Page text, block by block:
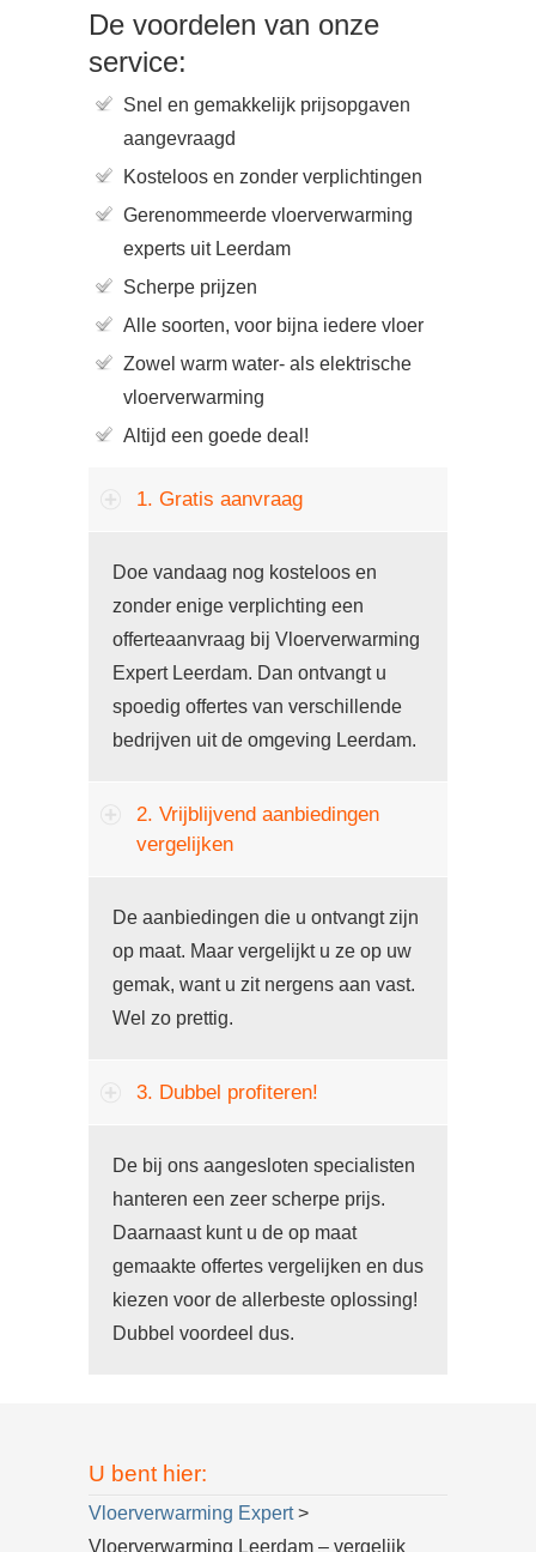
De voordelen van onze
service:
Snel en gemakkelijk prijsopgaven
aangevraagd
Kosteloos en zonder verplichtingen
Gerenommeerde vloerverwarming
experts uit Leerdam
Scherpe prijzen
Alle soorten, voor bijna iedere vloer
Zowel warm water- als elektrische
vloerverwarming
Altijd een goede deal!
1. Gratis aanvraag
Doe vandaag nog kosteloos en
zonder enige verplichting een
offerteaanvraag bij Vloerverwarming
Expert Leerdam. Dan ontvangt u
spoedig offertes van verschillende
bedrijven uit de omgeving Leerdam.
2. Vrijblijvend aanbiedingen
vergelijken
De aanbiedingen die u ontvangt zijn
op maat. Maar vergelijkt u ze op uw
gemak, want u zit nergens aan vast.
Wel zo prettig.
3. Dubbel profiteren!
De bij ons aangesloten specialisten
hanteren een zeer scherpe prijs.
Daarnaast kunt u de op maat
gemaakte offertes vergelijken en dus
kiezen voor de allerbeste oplossing!
Dubbel voordeel dus.
U bent hier:
Vloerverwarming Expert>
Vloerverwarming Leerdam – vergelijk